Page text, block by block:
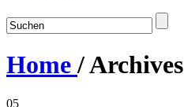
Home/Archives
05